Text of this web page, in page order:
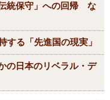
統保守」への回帰 な
する「先進国の現実」
の日本のリベラル・デ